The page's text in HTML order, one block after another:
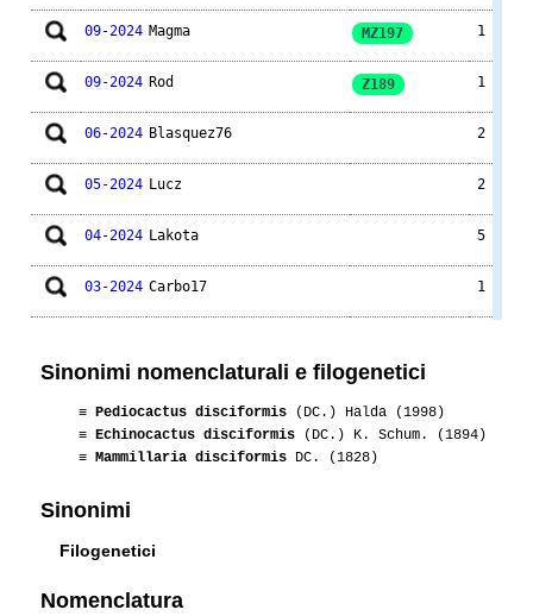
09-2024 Magma MZ197 1
09-2024 Rod Z189 1
06-2024 Blasquez76 2
05-2024 Lucz 2
04-2024 Lakota 5
03-2024 Carbo17 1
03-2023 Carbo17 1
06-2022 Blasquez76
05-2022 Blasquez76
Sinonimi nomenclaturali e filogenetici
≡ Pediocactus disciformis (DC.) Halda (1998)
≡ Echinocactus disciformis (DC.) K. Schum. (1894)
≡ Mammillaria disciformis DC. (1828)
Sinonimi
Filogenetici
Nomenclatura